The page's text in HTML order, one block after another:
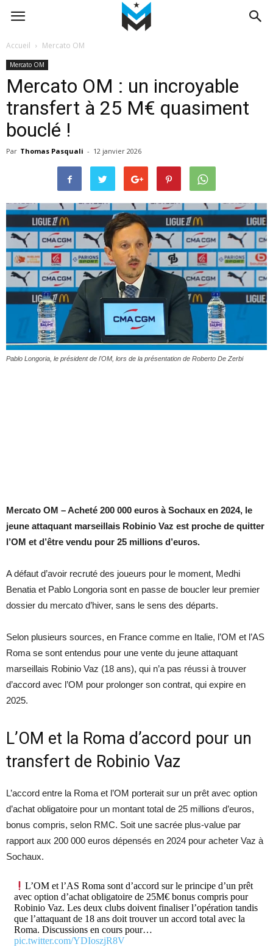
Accueil Mercato OM
Mercato OM
Mercato OM : un incroyable
transfert à 25 M€ quasiment
bouclé !
Par Thomas Pasquali - 12 janvier 2026
Pablo Longoria, le président de l'OM, lors de la présentation de Roberto De Zerbi
Mercato OM – Acheté 200 000 euros à Sochaux en 2024, le
jeune attaquant marseillais Robinio Vaz est proche de quitter
l’OM et d’être vendu pour 25 millions d’euros.
A défaut d’avoir recruté des joueurs pour le moment, Medhi
Benatia et Pablo Longoria sont en passe de boucler leur premier
dossier du mercato d’hiver, sans le sens des départs.
Selon plusieurs sources, en France comme en Italie, l’OM et l’AS
Roma se sont entendus pour une vente du jeune attaquant
marseillais Robinio Vaz (18 ans), qui n’a pas réussi à trouver
d’accord avec l’OM pour prolonger son contrat, qui expire en
2025.
L’OM et la Roma d’accord pour un
transfert de Robinio Vaz
L’accord entre la Roma et l’OM porterait sur un prêt avec option
d’achat obligatoire pour un montant total de 25 millions d’euros,
bonus compris, selon RMC. Soit une sacrée plus-value par
rapport aux 200 000 euros dépensés en 2024 pour acheter Vaz à
Sochaux.
L’OM et l’AS Roma sont d’accord sur le principe d’un prêt
avec option d’achat obligatoire de 25M€ bonus compris pour
Robinio Vaz. Les deux clubs doivent finaliser l’opération tandis
que l’attaquant de 18 ans doit trouver un accord total avec la
Roma. Discussions en cours pour…
pic.twitter.com/YDIoszjR8V